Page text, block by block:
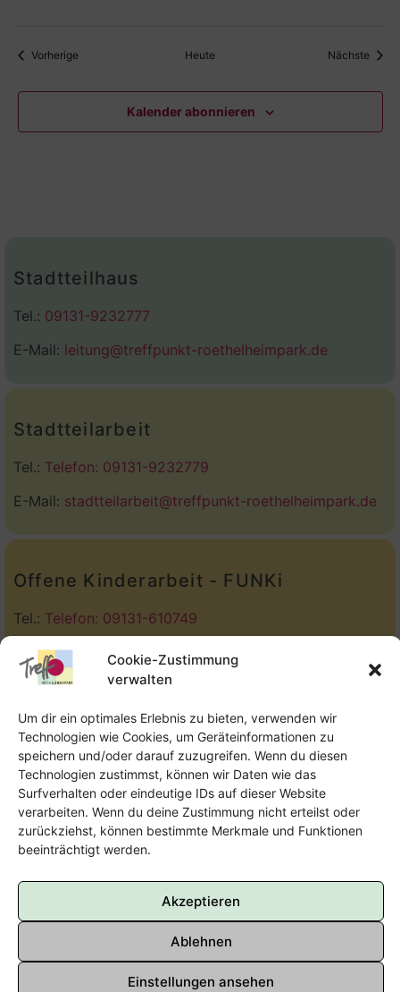
Cookie-Zustimmung
verwalten
Um dir ein optimales Erlebnis zu bieten, verwenden wir
Technologien wie Cookies, um Geräteinformationen zu
speichern und/oder darauf zuzugreifen. Wenn du diesen
Technologien zustimmst, können wir Daten wie das
Surfverhalten oder eindeutige IDs auf dieser Website
verarbeiten. Wenn du deine Zustimmung nicht erteilst oder
zurückziehst, können bestimmte Merkmale und Funktionen
beeinträchtigt werden.
Akzeptieren
Ablehnen
Einstellungen ansehen
VorherigeVeranstaltungen Heute Nächste
Kalender abonnieren
Stadtteilhaus
Tel.: 09131-9232777
E-Mail: leitung@treffpunkt-roethelheimpark.de
Stadtteilarbeit
Tel.: Telefon: 09131-9232779
E-Mail: stadtteilarbeit@treffpunkt-roethelheimpark.de
Offene Kinderarbeit - FUNKi
Tel.: Telefon: 09131-610749
E-Mail:oka@treffpunkt-roethelheimpark.de
Offene Jugendarbeit - Easthouse
Tel:09131–302259
E-Mail:oja@treffpunkt-roethelheimpark.de